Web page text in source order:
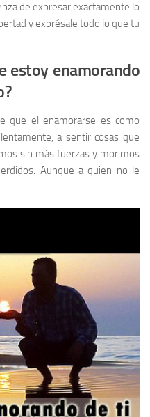
de expresar exactamente lo
y exprésale todo lo que tu
estoy enamorando
que el enamorarse es como
a sentir cosas que
sin más fuerzas y morimos
Aunque a quien no le